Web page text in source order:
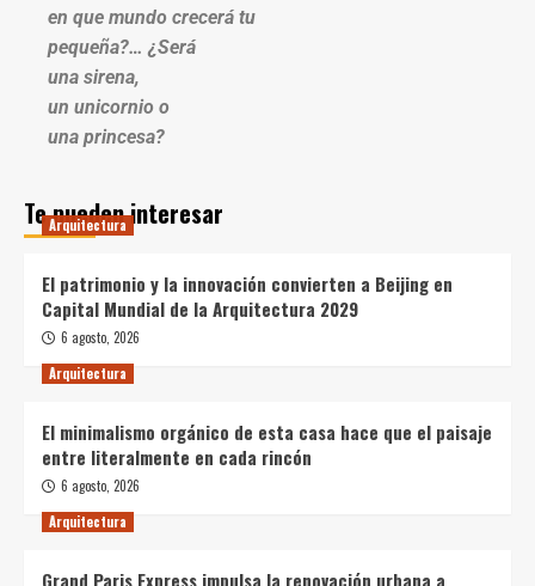
en que mundo crecerá tu
pequeña?… ¿Será
una sirena,
un unicornio o
una princesa?
Te pueden interesar
Arquitectura
El patrimonio y la innovación convierten a Beijing en
Capital Mundial de la Arquitectura 2029
6 agosto, 2026
Arquitectura
El minimalismo orgánico de esta casa hace que el paisaje
entre literalmente en cada rincón
6 agosto, 2026
Arquitectura
Grand Paris Express impulsa la renovación urbana a